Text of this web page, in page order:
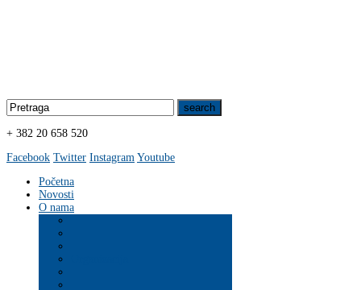
+ 382 20 658 520
Facebook Twitter Instagram Youtube
Početna
Novosti
O nama